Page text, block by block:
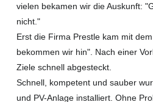
vielen bekamen wir die Auskunft:
nicht."
Erst die Firma Prestle kam mit
bekommen wir hin". Nach einer
Ziele schnell abgesteckt.
Schnell, kompetent und sauber
und PV-Anlage installiert. Ohne